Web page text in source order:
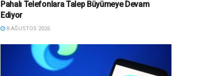
Pahalı Telefonlara Talep Büyümeye Devam
Ediyor
8 AĞUSTOS 2026